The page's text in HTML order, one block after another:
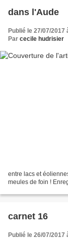
dans l'Aude
Publié le 27/07/2017
Par cecile hudrisier
entre lacs et
meules de foin !
carnet 16
Publié le 26/07/2017